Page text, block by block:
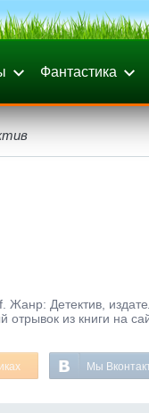
Фантастика
Жанр: Детектив,
из книги на
Мы